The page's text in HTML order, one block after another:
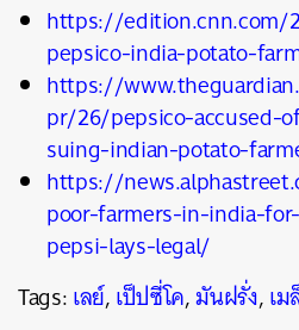
https://
pepsico-india-potato-
https://
pr/26/pepsico-accused-
suing-indian-potato-
https://
poor-farmers-in-india-
pepsi-lays-legal/
Tags:เลย์,เป็ปซี่โค,มันฝรั่ง,เ